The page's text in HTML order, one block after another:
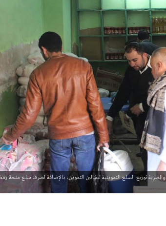
توزيع السلع التموينية لبقالين التموين، بالإضافة لصرف سلع منحة